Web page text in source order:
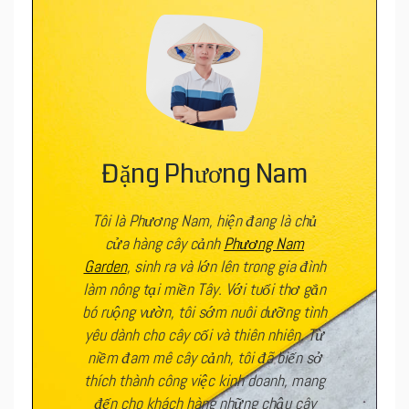
Đặng Phương Nam
Tôi là Phương Nam, hiện đang là chủ
cửa hàng cây cảnhPhương Nam
Garden, sinh ra và lớn lên trong gia đình
làm nông tại miền Tây. Với tuổi thơ gắn
bó ruộng vườn, tôi sớm nuôi dưỡng tình
yêu dành cho cây cối và thiên nhiên. Từ
niềm đam mê cây cảnh, tôi đã biến sở
thích thành công việc kinh doanh, mang
đến cho khách hàng những chậu cây